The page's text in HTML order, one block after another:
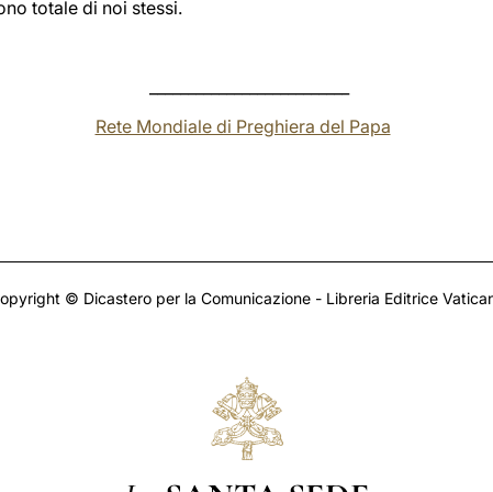
totale di noi stessi.
Rete Mondiale di Preghiera del Papa
© Dicastero per la Comunicazione - Libreria Editrice